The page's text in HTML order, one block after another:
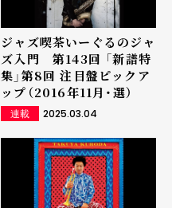
ジャズ喫茶いーぐるのジャ
ズ入門 第143回 「新譜特
集」第8回 注目盤ピックア
ップ（2016年11月・選）
連載 2025.03.04